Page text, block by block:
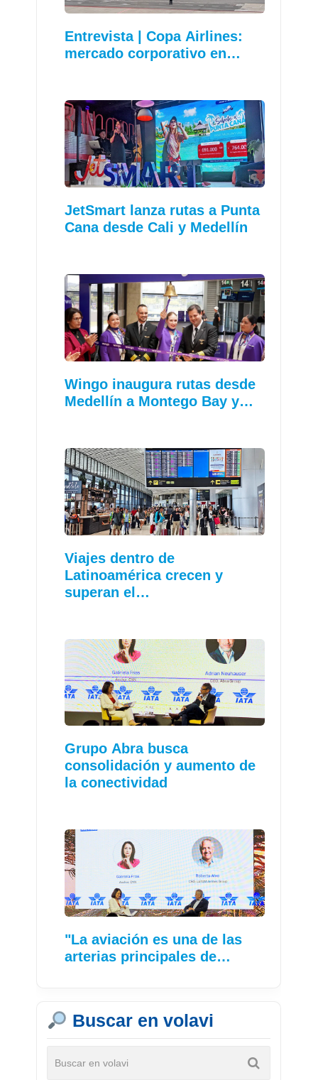
Entrevista | Copa Airlines:
mercado corporativo en…
JetSmart lanza rutas a Punta
Cana desde Cali y Medellín
Wingo inaugura rutas desde
Medellín a Montego Bay y…
Viajes dentro de
Latinoamérica crecen y
superan el…
Grupo Abra busca
consolidación y aumento de
la conectividad
"La aviación es una de las
arterias principales de…
Buscar en volavi